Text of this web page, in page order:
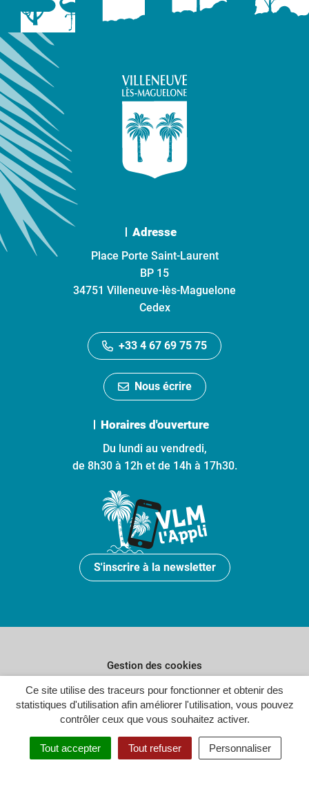
Ce site utilise des traceurs pour fonctionner et obtenir des
statistiques d'utilisation afin améliorer l'utilisation, vous pouvez
contrôler ceux que vous souhaitez activer.
Tout accepter Tout refuser Personnaliser
Adresse
Place Porte Saint-Laurent
BP 15
34751 Villeneuve-lès-Maguelone
Cedex
+33 4 67 69 75 75
Nous écrire
Horaires d'ouverture
Du lundi au vendredi,
de 8h30 à 12h et de 14h à 17h30.
S'inscrire à la newsletter
Gestion des cookies
Plan du site
Politique de confidentialité
Crédits